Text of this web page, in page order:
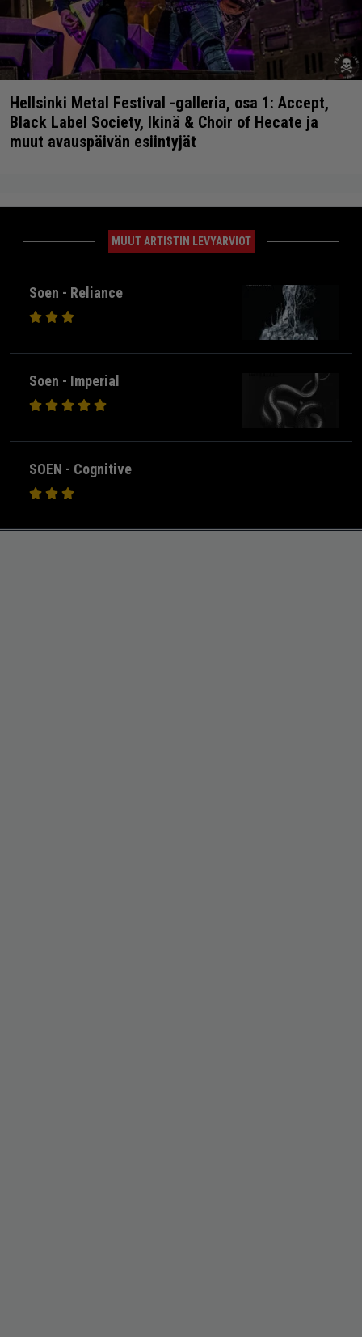
Hellsinki Metal Festival -galleria, osa 1: Accept,
Black Label Society, Ikinä & Choir of Hecate ja
muut avauspäivän esiintyjät
MUUT ARTISTIN LEVYARVIOT
Soen - Reliance
Soen - Imperial
SOEN - Cognitive